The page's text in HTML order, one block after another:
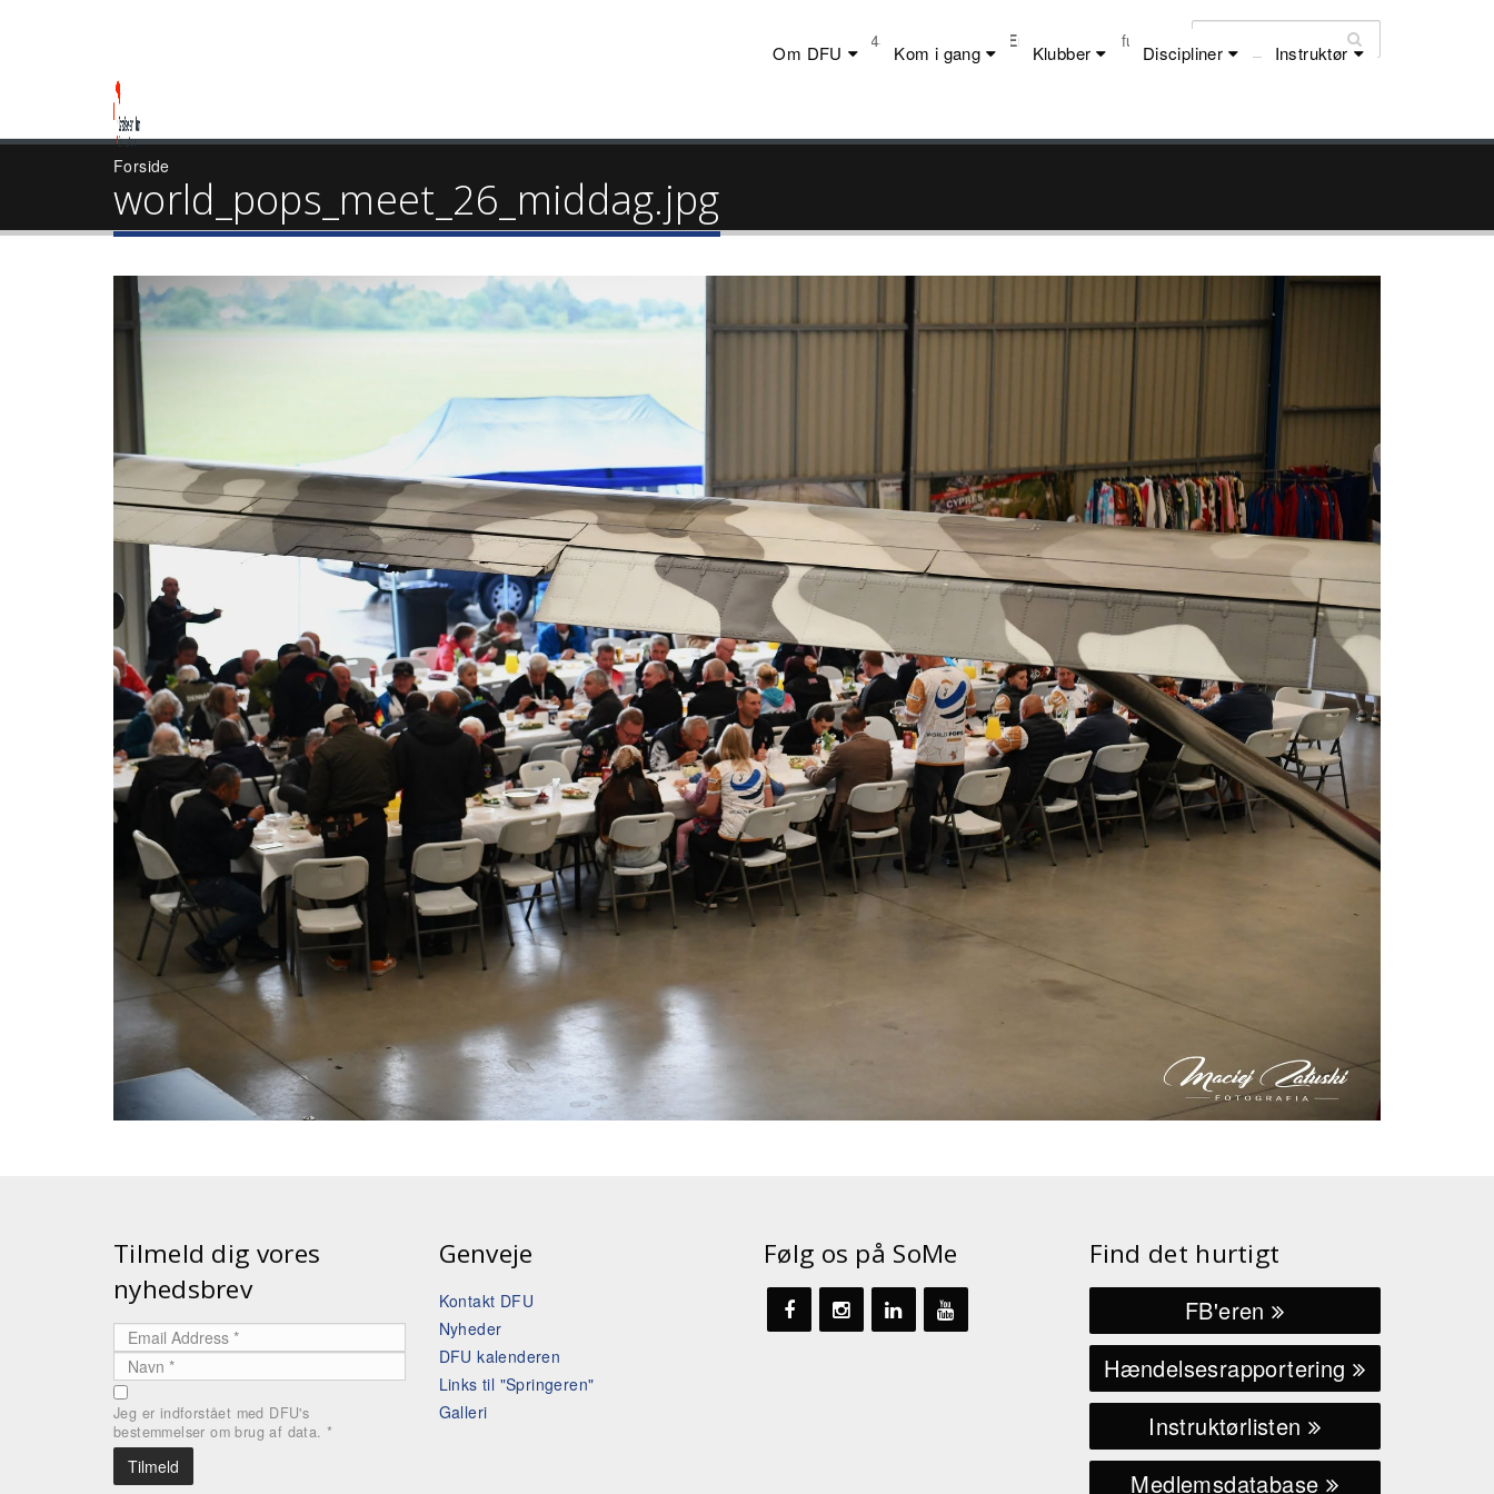
+45 23 44 20 19 Email: dfu@dfu.dk
Om DFU Kom i gang Klubber Discipliner Instruktør
Forside
world_pops_meet_26_middag.jpg
Tilmeld dig vores
nyhedsbrev
Jeg er indforstået med DFU's
bestemmelser om brug af data. *
Genveje
Kontakt DFU
Nyheder
DFU kalenderen
Links til "Springeren"
Galleri
Følg os på SoMe Find det hurtigt
FB'eren
Hændelsesrapportering
Instruktørlisten
Medlemsdatabase